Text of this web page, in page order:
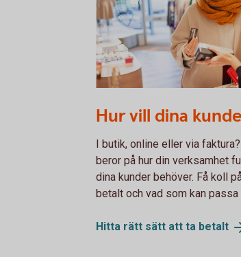
Hur vill dina
I butik, online eller via
beror på hur din verksamhet
dina kunder behöver. Få koll
betalt och vad som kan
Hitta rätt sätt att ta betalt